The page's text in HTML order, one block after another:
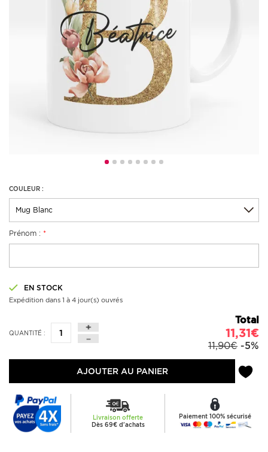
COULEUR :
Prénom : *
EN STOCK
Expédition dans 1 à 4 jour(s) ouvrés
QUANTITÉ :
Total
11,31€
11,90€ -5%
AJOUTER AU PANIER
Livraison offerte
Dès 69€ d'achats
Paiement 100% sécurisé